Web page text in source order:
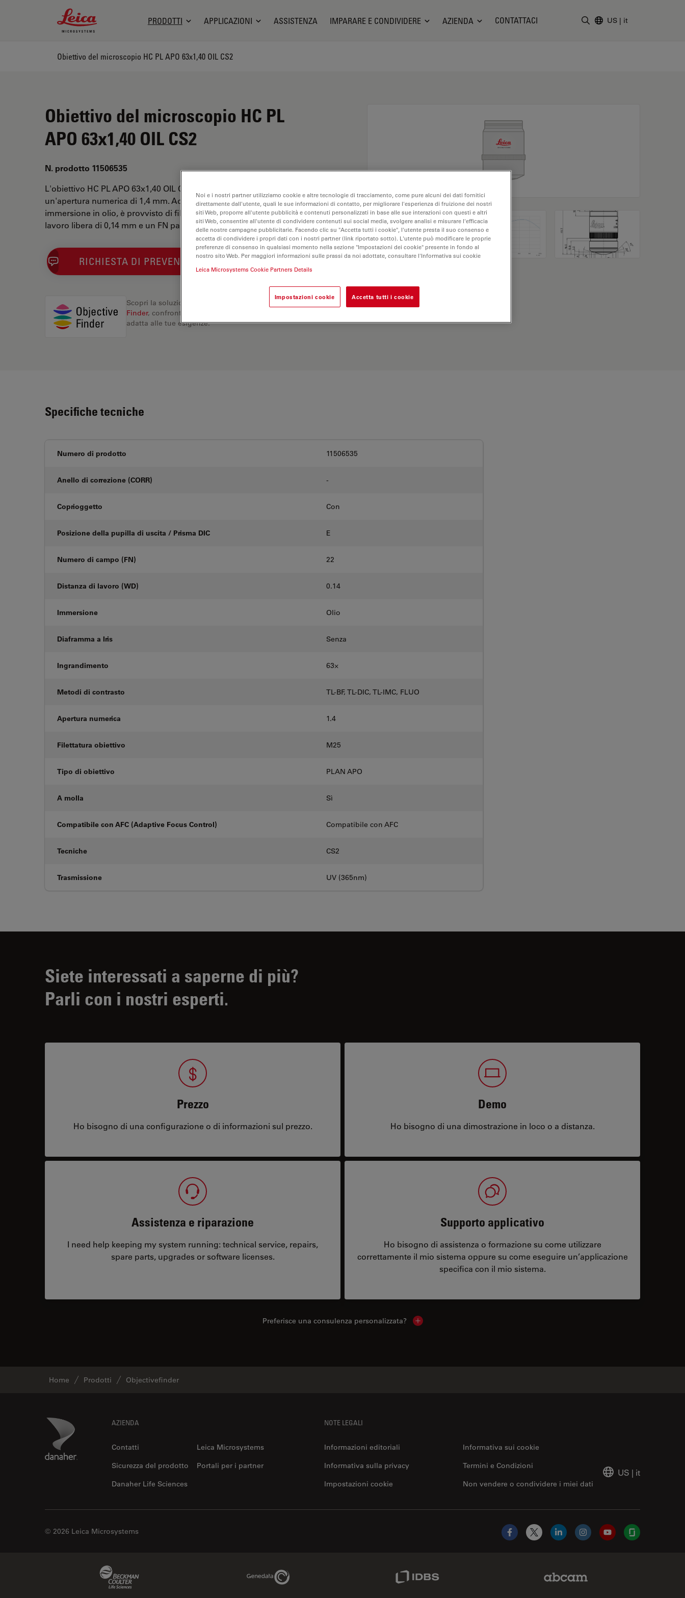
Leica Microsystems Logo
PRODOTTI APPLICAZIONI ASSISTENZA IMPARARE E CONDIVIDERE AZIENDA CONTATTACI US | it
Obiettivo del microscopio HC PL APO 63x1,40 OIL CS2
Obiettivo del microscopio HC PL
APO 63x1,40 OIL CS2
N. prodotto 11506535
L'obiettivo HC PL APO 63x1,40 OIL CS2 ha un ingrandimento di 63X e
un'apertura numerica di 1,4 mm. Adatto per ambienti con materiali in
immersione in olio, è provvisto di filettatura M25, con una distanza di
lavoro libera di 0,14 mm e un FN pari a 22.
RICHIESTA DI PREVENTIVO
Scopri la soluzione perfetta. Esplora il nostro
Finder, confronta le alternative e trova l’opzione più
adatta alle tue esigenze.
Specifiche tecniche
Numero di prodotto 11506535
Anello di correzione (CORR) -
Coprioggetto Con
Posizione della pupilla di uscita / Prisma DIC E
Numero di campo (FN) 22
Distanza di lavoro (WD) 0.14
Immersione Olio
Diaframma a Iris Senza
Ingrandimento 63⨉
Metodi di contrasto TL-BF, TL-DIC, TL-IMC, FLUO
Apertura numerica 1.4
Filettatura obiettivo M25
Tipo di obiettivo PLAN APO
A molla Sì
Compatibile con AFC (Adaptive Focus Control) Compatibile con AFC
Tecniche CS2
Trasmissione UV (365nm)
Siete interessati a saperne di più?
Parli con i nostri esperti.
Prezzo
Ho bisogno di una configurazione o di informazioni sul prezzo.
Demo
Ho bisogno di una dimostrazione in loco o a distanza.
Assistenza e riparazione
I need help keeping my system running: technical service, repairs,
spare parts, upgrades or software licenses.
Supporto applicativo
Ho bisogno di assistenza o formazione su come utilizzare
correttamente il mio sistema oppure su come eseguire un’applicazione
specifica con il mio sistema.
Preferisce una consulenza personalizzata? Show local contacts
Home Prodotti Objectivefinder
Danaher Logo AZIENDA
Contatti
Leica Microsystems
Sicurezza del prodotto
Portali per i partner
Danaher Life Sciences
NOTE LEGALI
Informazioni editoriali
Informativa sui cookie
Informativa sulla privacy
Non vendere o condividere i miei dati
Termini e Condizioni
Impostazioni cookie
US | it
© 2026 Leica Microsystems
Facebook
X LinkedInInstagramYouTubeGlassdoor
Genedata Link
Noi e i nostri partner utilizziamo cookie e altre tecnologie di tracciamento, come pure alcuni dei dati fornitici
direttamente dall'utente, quali le sue informazioni di contatto, per migliorare l'esperienza di fruizione dei nostri
siti Web, proporre all'utente pubblicità e contenuti personalizzati in base alle sue interazioni con questi e altri
siti Web, consentire all'utente di condividere contenuti sui social media, svolgere analisi e misurare l'efficacia
delle nostre campagne pubblicitarie. Facendo clic su "Accetta tutti i cookie", l'utente presta il suo consenso e
accetta di condividere i propri dati con i nostri partner (link riportato sotto). L'utente può modificare le proprie
preferenze di consenso in qualsiasi momento nella sezione "Impostazioni dei cookie" presente in fondo al
nostro sito Web. Per maggiori informazioni sulle prassi da noi adottate, consultare l'Informativa sui cookie
Leica Microsystems Cookie Partners Details
Impostazioni cookie Accetta tutti i cookie